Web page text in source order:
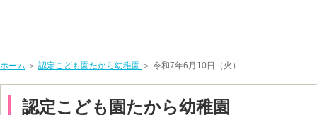
ホーム ＞ 認定こども園たから幼稚園 ＞ 令和7年6月10日（火）
認定こども園たから幼稚園